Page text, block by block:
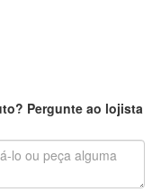
Pergunte ao lojista